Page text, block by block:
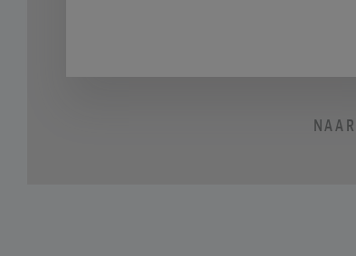
hebt in een sfeervolle avond vol